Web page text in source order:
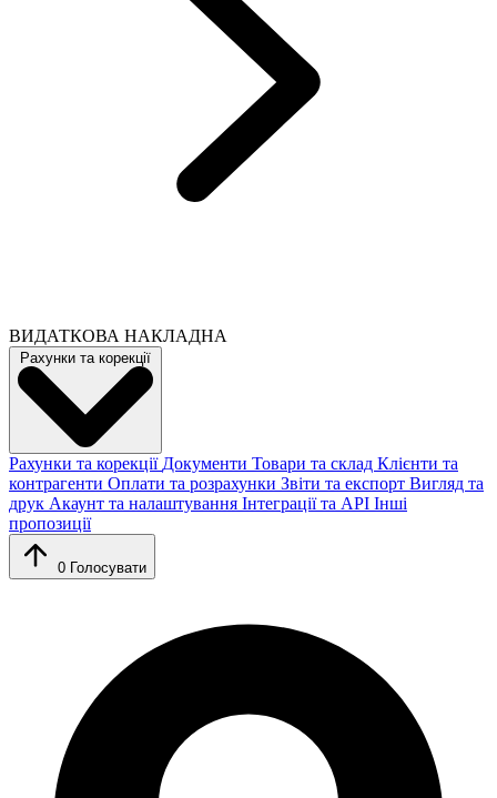
ВИДАТКОВА НАКЛАДНА
Рахунки та корекції
Рахунки та корекціїДокументи Товари та склад Клієнти та
контрагенти Оплати та розрахунки Звіти та експорт Вигляд та
друк Акаунт та налаштування Інтеграції та API Інші
пропозиції
0 Голосувати